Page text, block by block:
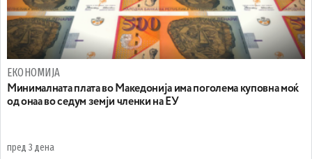
ЕКОНОМИЈА
Минималната плата во Македонија има поголема куповна моќ
од онаа во седум земји членки на ЕУ
пред 3 дена